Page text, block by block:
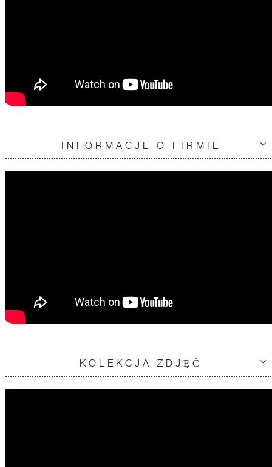
INFORMACJE O FIRMIE
KOLEKCJA ZDJĘĆ